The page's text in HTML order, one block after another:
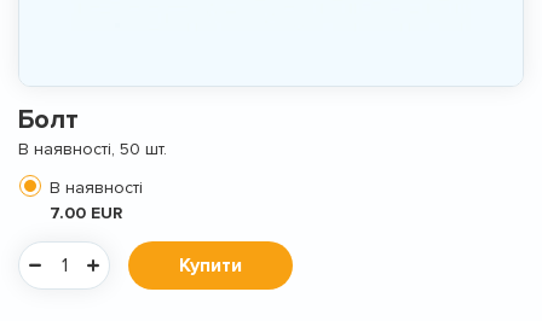
Болт
В наявності, 50 шт.
В наявності
7.00 EUR
Купити